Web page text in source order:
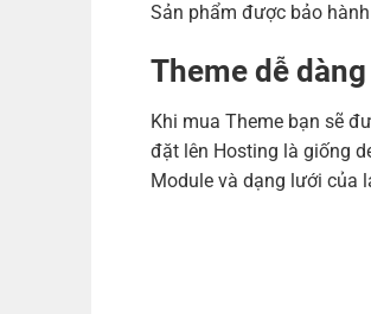
Sản phẩm được bảo
Theme dễ
Khi mua Theme bạn sẽ
đặt lên Hosting là giống
Module và dạng lưới của